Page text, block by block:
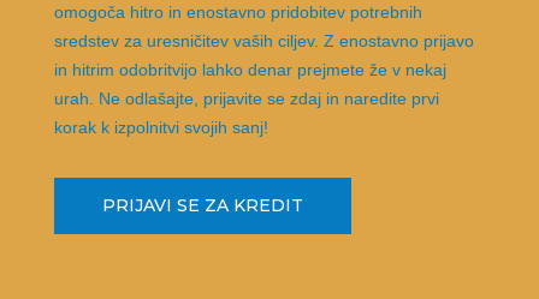
omogoča hitro in enostavno pridobitev potrebnih
sredstev za uresničitev vaših ciljev. Z enostavno prijavo
in hitrim odobritvijo lahko denar prejmete že v nekaj
urah. Ne odlašajte, prijavite se zdaj in naredite prvi
korak k izpolnitvi svojih sanj!
PRIJAVI SE ZA KREDIT